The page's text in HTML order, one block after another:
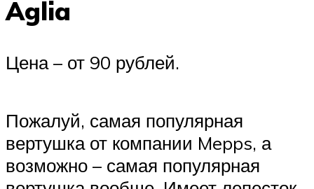
Aglia
Цена – от 90 рублей.
Пожалуй, самая популярная
вертушка от компании Mepps, а
возможно – самая популярная